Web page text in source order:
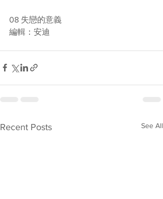
08 失戀的意義
編輯：安迪
Recent Posts See All